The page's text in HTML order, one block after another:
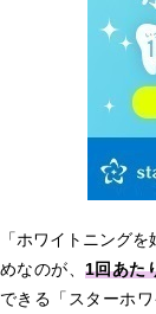
「ホワイトニング
めなのが、1回あた
できる「スターホ